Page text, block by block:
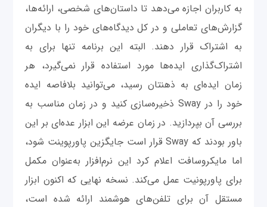
به کاربران اجازه می‌دهد تا داستان‌های شخصی، ارائه‌ها،
گزارش‌های تعاملی و در کل دیدگاه‌های خود را با دیگران
به اشتراک قرار دهند. البته این برنامه تنها برای به
اشتراک‌گذاری ایده‌ها مورد استفاده قرار نمی‌گیرد، هر
زمان ایده‌ای به ذهنتان رسید، می‌توانید بلافاصه ایده
خود را در Sway ذخیره‌سازی کنید و در زمان مناسب به
بررسی آن بپردازید. در زمان عرضه این ابزار عده‌ای بر این
باور بودند که Sway قرار است جایگزین پاورپوینت شود،
اما مایکروسافت اعلام کرد این نرم‌افزار به‌عنوان مکمل
برای پاورپونیت عمل می‌کند. نسخه نهایی که اکنون ابزار
مستقل آن برای تلفن‌های هوشمند ارائه شده است،